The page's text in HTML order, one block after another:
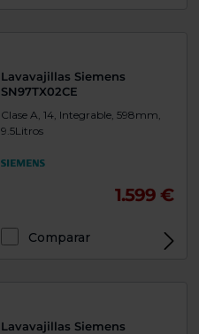
Lavavajillas Siemens
SN97TX02CE
Clase A, 14, Integrable, 598mm,
9.5Litros
1.599 €
Comparar
Lavavajillas Siemens